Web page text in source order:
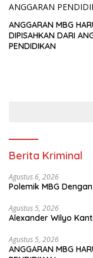
ANGGARAN MBG
DIPISAHKAN DARI
PENDIDIKAN
Berita Kriminal
Agustus 6, 2026
Polemik MBG
Agustus 5, 2026
Alexander Wilyo
Agustus 5, 2026
ANGGARAN MBG